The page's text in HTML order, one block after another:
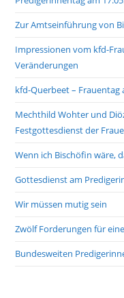
Zur Amtseinführung von
Impressionen vom kfd-
Veränderungen
kfd-Querbeet – Frauentag
Mechthild Wohter und
Festgottesdienst der
Wenn ich Bischöfin wäre,
Gottesdienst am
Wir müssen mutig sein
Zwölf Forderungen für
Bundesweiten